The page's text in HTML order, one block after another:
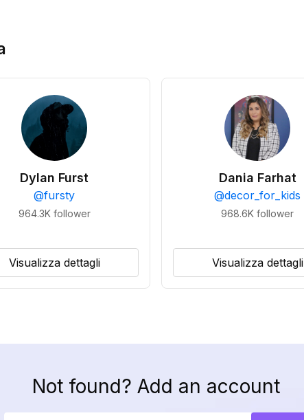
Dylan Furst
@fursty
964.3K follower
Visualizza dettagli
Dania Farhat
@decor_for_kids
968.6K follower
Visualizza dettagli
Not found? Add an account